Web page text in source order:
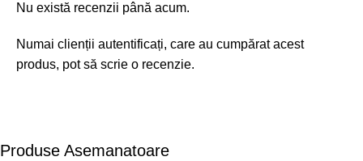
Nu există recenzii până acum.
Numai clienții autentificați, care au cumpărat acest
produs, pot să scrie o recenzie.
Produse Asemanatoare